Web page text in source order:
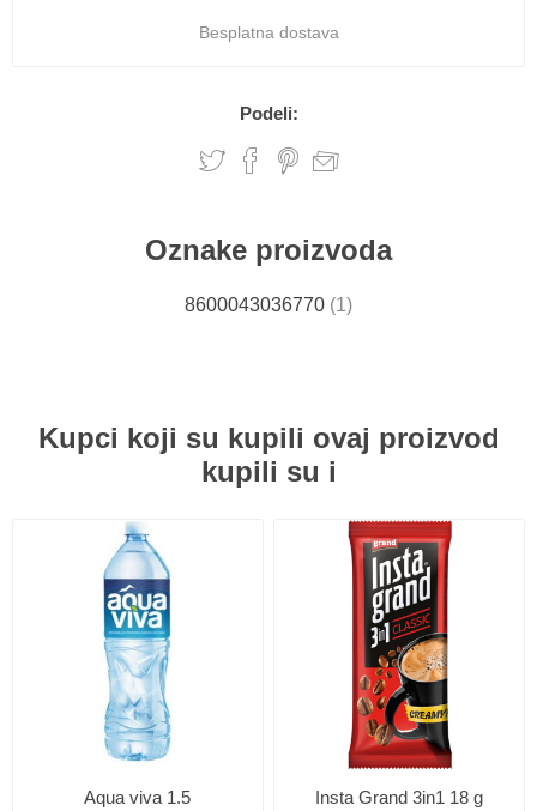
Besplatna dostava
Podeli:
Oznake proizvoda
8600043036770 (1)
Kupci koji su kupili ovaj proizvod
kupili su i
Aqua viva 1.5 Insta Grand 3in1 18 g